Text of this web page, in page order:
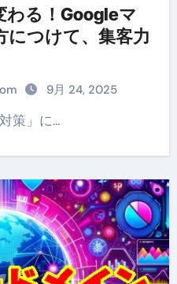
わる！Googleマ
につけて、集客力
9月 24, 2025
対策」に…